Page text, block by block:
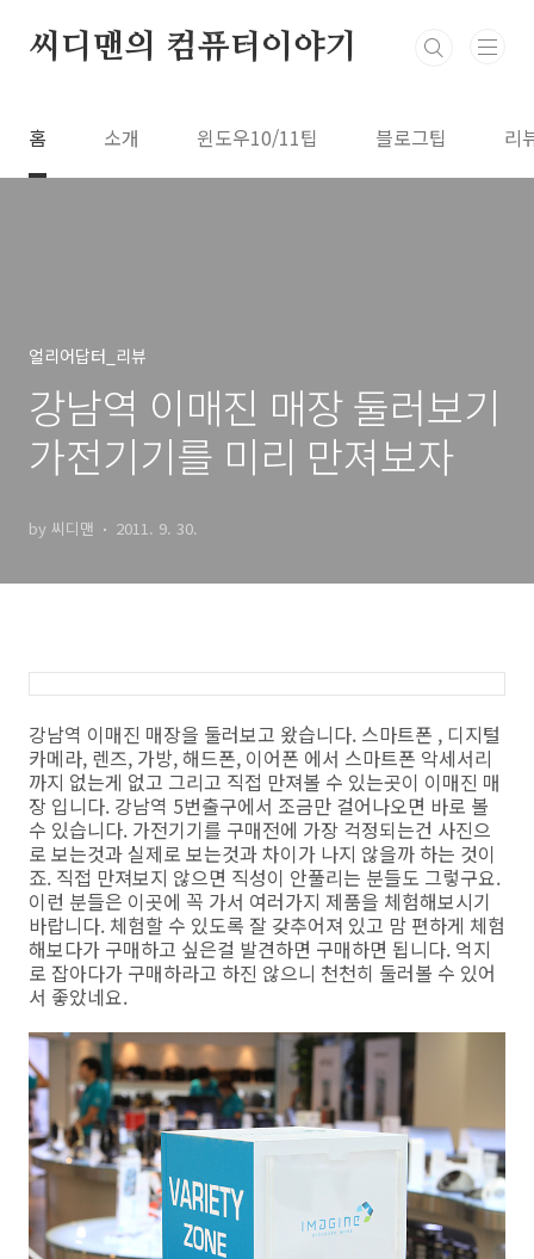
씨디맨의 컴퓨터이야기
홈 소개 윈도우10/11팁 블로그팁 리
얼리어답터_리뷰
강남역 이매진 매장 둘러보기
가전기기를 미리 만져보자
by 씨디맨 2011. 9. 30.
강남역 이매진 매장을 둘러보고 왔습니다. 스마트폰 , 디지털
카메라, 렌즈, 가방, 해드폰, 이어폰 에서 스마트폰 악세서리
까지 없는게 없고 그리고 직접 만져볼 수 있는곳이 이매진 매
장 입니다. 강남역 5번출구에서 조금만 걸어나오면 바로 볼
수 있습니다. 가전기기를 구매전에 가장 걱정되는건 사진으
로 보는것과 실제로 보는것과 차이가 나지 않을까 하는 것이
죠. 직접 만져보지 않으면 직성이 안풀리는 분들도 그렇구요.
이런 분들은 이곳에 꼭 가서 여러가지 제품을 체험해보시기
바랍니다. 체험할 수 있도록 잘 갖추어져 있고 맘 편하게 체험
해보다가 구매하고 싶은걸 발견하면 구매하면 됩니다. 억지
로 잡아다가 구매하라고 하진 않으니 천천히 둘러볼 수 있어
서 좋았네요.